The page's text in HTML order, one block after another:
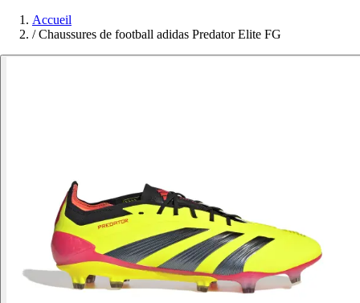
Accueil
/ Chaussures de football adidas Predator Elite FG